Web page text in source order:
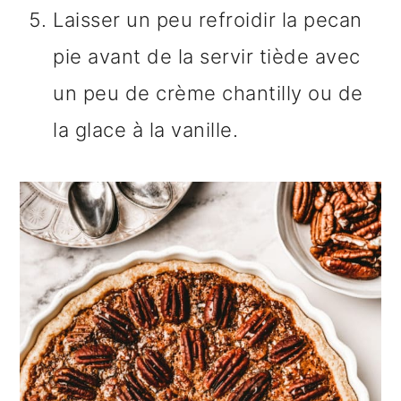
Laisser un peu refroidir la pecan
pie avant de la servir tiède avec
un peu de crème chantilly ou de
la glace à la vanille.